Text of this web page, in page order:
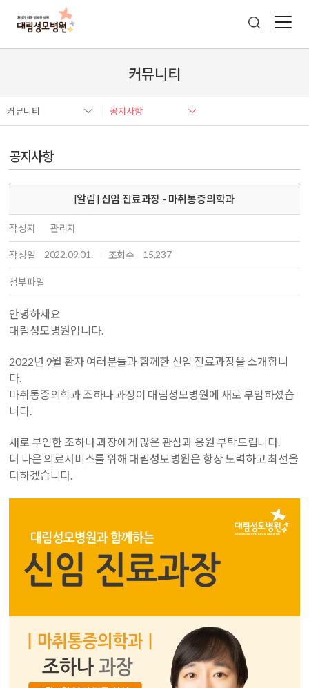
커뮤니티
커뮤니티 공지사항
공지사항
[알림] 신임 진료과장 - 마취통증의학과
작성자 관리자
작성일 2022.09.01. 조회수 15,237
첨부파일
안녕하세요
대림성모병원입니다.
2022년 9월 환자 여러분들과 함께한 신임 진료과장을 소개합니
다.
마취통증의학과 조하나 과장이 대림성모병원에 새로 부임하셨습
니다.
새로 부임한 조하나 과장에게 많은 관심과 응원 부탁드립니다.
더 나은 의료서비스를 위해 대림성모병원은 항상 노력하고 최선을
다하겠습니다.